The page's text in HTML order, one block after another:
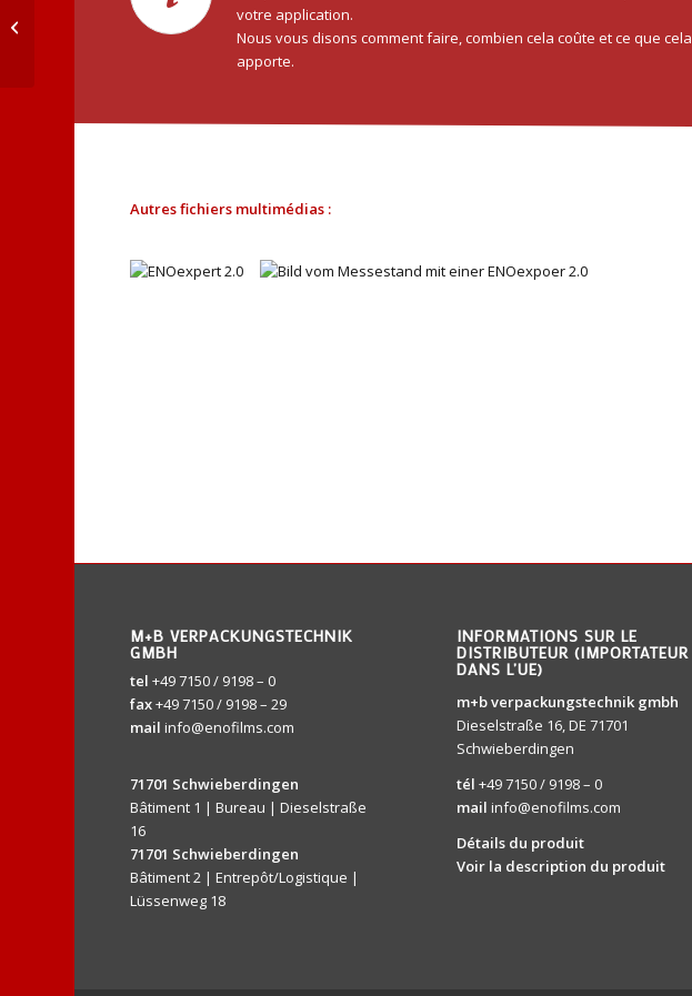
votre application.
Nous vous disons comment faire, combien cela coûte et ce que cela
apporte.
Autres fichiers multimédias :
M+B VERPACKUNGSTECHNIK
GMBH
tel +49 7150 / 9198 – 0
fax+49 7150 / 9198 – 29
mail info@enofilms.com
71701 Schwieberdingen
Bâtiment 1 | Bureau | Dieselstraße
16
71701 Schwieberdingen
Bâtiment 2 | Entrepôt/Logistique |
Lüssenweg 18
INFORMATIONS SUR LE
DISTRIBUTEUR (IMPORTATEUR
DANS L’UE)
m+b verpackungstechnik gmbh
Dieselstraße 16, DE 71701
Schwieberdingen
tél+49 7150 / 9198 – 0
mail info@enofilms.com
Détails du produit
Voir la description du produit